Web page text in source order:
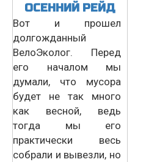
ОСЕННИЙ РЕЙД
Вот и прошел
долгожданный
ВелоЭколог. Перед
его началом мы
думали, что мусора
будет не так много
как весной, ведь
тогда мы его
практически весь
собрали и вывезли, но